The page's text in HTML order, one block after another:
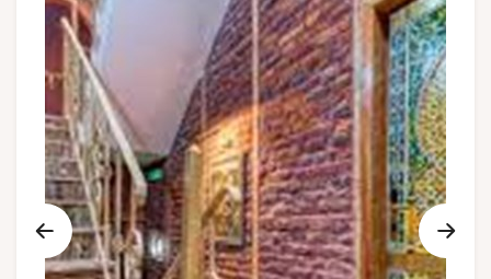
Our suggestions
City of Liège
Agenda
Presse
Groups and tour operators